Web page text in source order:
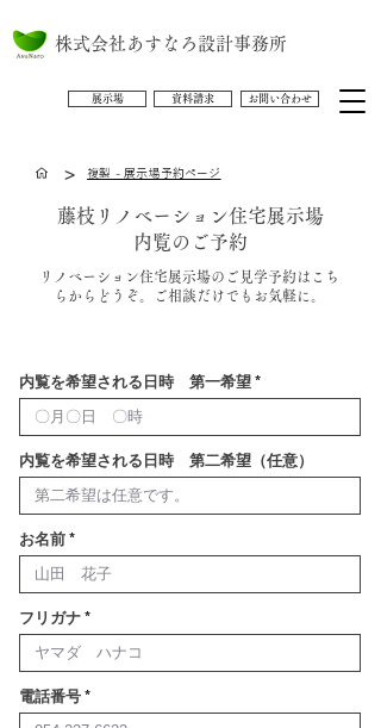
株式会社あすなろ設計事務所
展示場 資料請求 お問い合わせ
> 複製 - 展示場予約ページ
藤枝リノベーション住宅展示場
内覧のご予約
リノベーション住宅展示場のご見学予約はこち
らからどうぞ。ご相談だけでもお気軽に。
内覧を希望される日時 第一希望
内覧を希望される日時 第二希望（任意）
お名前
フリガナ
電話番号